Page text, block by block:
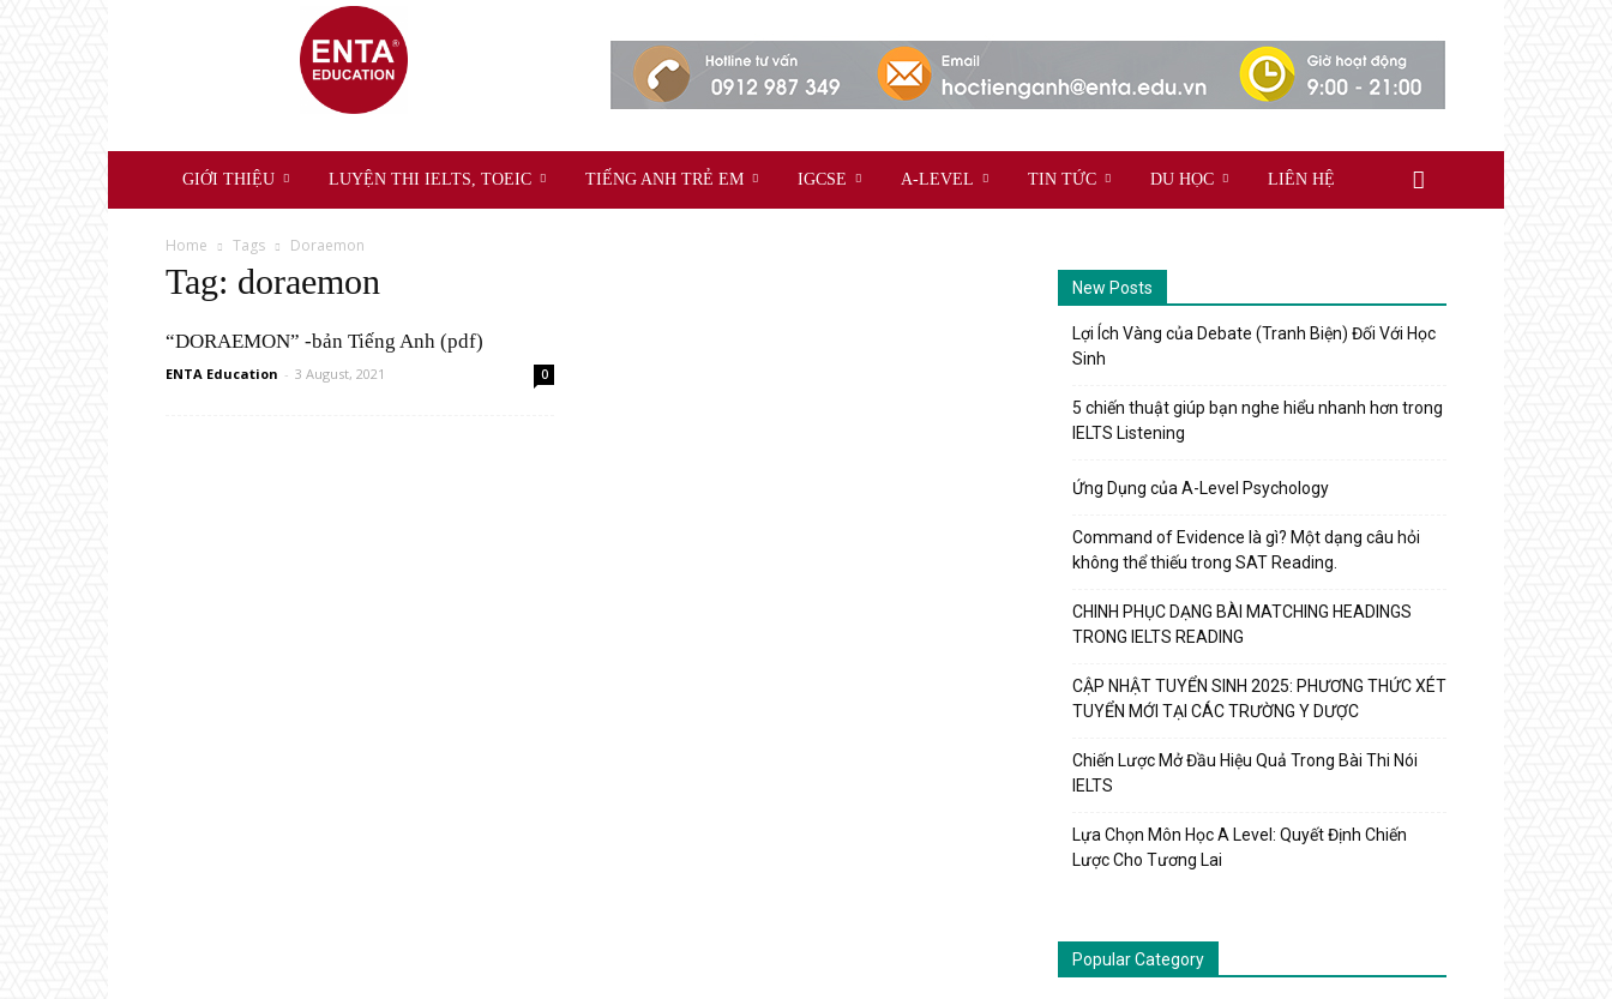
GIỚI THIỆU LUYỆN THI IELTS, TOEIC TIẾNG ANH TRẺ EM IGCSE A-LEVEL TIN TỨC DU HỌC LIÊN HỆ
Home Tags Doraemon
Tag: doraemon
“DORAEMON” -bản Tiếng Anh (pdf)
ENTA Education - 3 August, 2021 0
New Posts
Lợi Ích Vàng của Debate (Tranh Biện) Đối Với Học
Sinh
5 chiến thuật giúp bạn nghe hiểu nhanh hơn trong
IELTS Listening
Ứng Dụng của A-Level Psychology
Command of Evidence là gì? Một dạng câu hỏi
không thể thiếu trong SAT Reading.
CHINH PHỤC DẠNG BÀI MATCHING HEADINGS
TRONG IELTS READING
CẬP NHẬT TUYỂN SINH 2025: PHƯƠNG THỨC XÉT
TUYỂN MỚI TẠI CÁC TRƯỜNG Y DƯỢC
Chiến Lược Mở Đầu Hiệu Quả Trong Bài Thi Nói
IELTS
Lựa Chọn Môn Học A Level: Quyết Định Chiến
Lược Cho Tương Lai
Popular Category